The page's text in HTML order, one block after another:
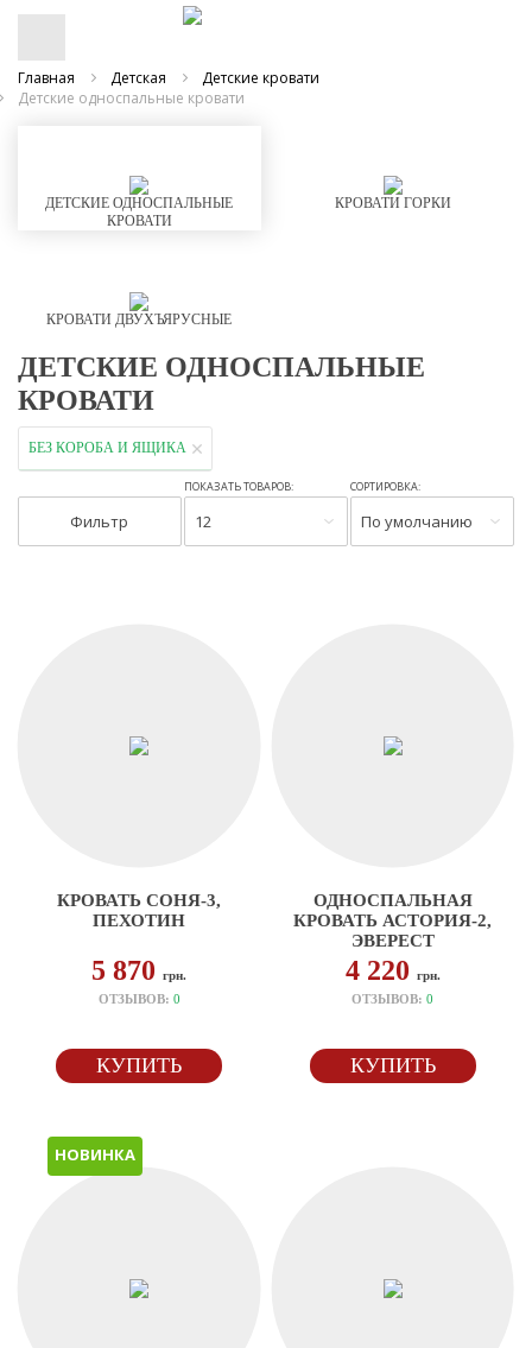
Главная Детская
Детские кровати
Детские односпальные кровати
ДЕТСКИЕ ОДНОСПАЛЬНЫЕ
КРОВАТИ
КРОВАТИ ГОРКИ
КРОВАТИ ДВУХЪЯРУСНЫЕ
ДЕТСКИЕ ОДНОСПАЛЬНЫЕ
КРОВАТИ
БЕЗ КОРОБА И ЯЩИКА
Фильтр
ПОКАЗАТЬ ТОВАРОВ:
12
СОРТИРОВКА:
По умолчанию
КРОВАТЬ СОНЯ-3,
ПЕХОТИН
5 870грн.
ОТЗЫВОВ: 0
КУПИТЬ
ОДНОСПАЛЬНАЯ
КРОВАТЬ АСТОРИЯ-2,
ЭВЕРЕСТ
4 220 грн.
ОТЗЫВОВ:0
КУПИТЬ
НОВИНКА